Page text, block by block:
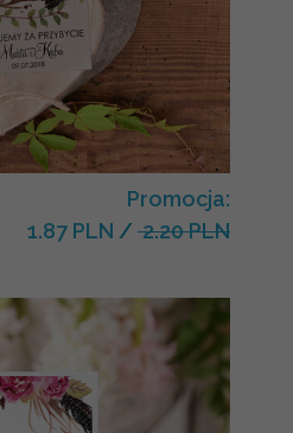
Promocja:
1.87 PLN / 2.20 PLN